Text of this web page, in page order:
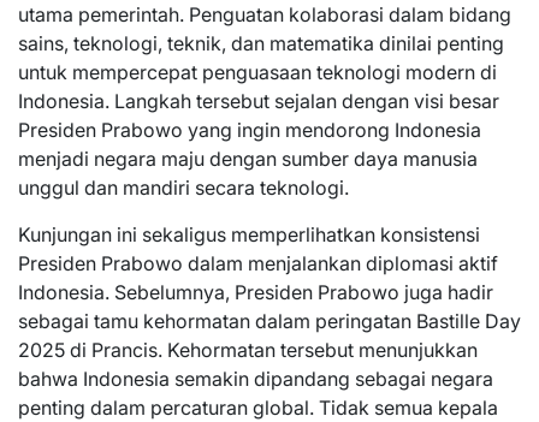
utama pemerintah. Penguatan kolaborasi dalam bidang
sains, teknologi, teknik, dan matematika dinilai penting
untuk mempercepat penguasaan teknologi modern di
Indonesia. Langkah tersebut sejalan dengan visi besar
Presiden Prabowo yang ingin mendorong Indonesia
menjadi negara maju dengan sumber daya manusia
unggul dan mandiri secara teknologi.
Kunjungan ini sekaligus memperlihatkan konsistensi
Presiden Prabowo dalam menjalankan diplomasi aktif
Indonesia. Sebelumnya, Presiden Prabowo juga hadir
sebagai tamu kehormatan dalam peringatan Bastille Day
2025 di Prancis. Kehormatan tersebut menunjukkan
bahwa Indonesia semakin dipandang sebagai negara
penting dalam percaturan global. Tidak semua kepala